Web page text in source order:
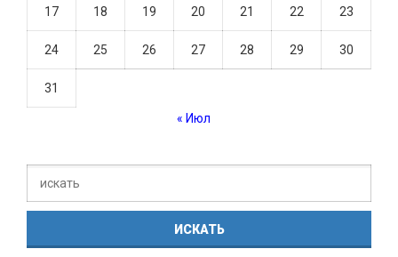
17 18 19 20 21 22 23
24 25 26 27 28 29 30
31
« Июл